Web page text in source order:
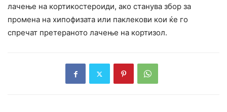
лачење на кортикостероиди, ако станува збор за
промена на хипофизата или паклекови кои ќе го
спречат претераното лачење на кортизол.